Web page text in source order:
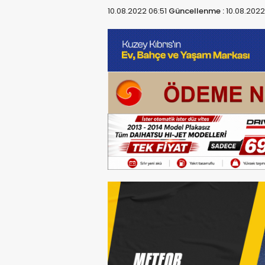
10.08.2022 06:51 Güncellenme :